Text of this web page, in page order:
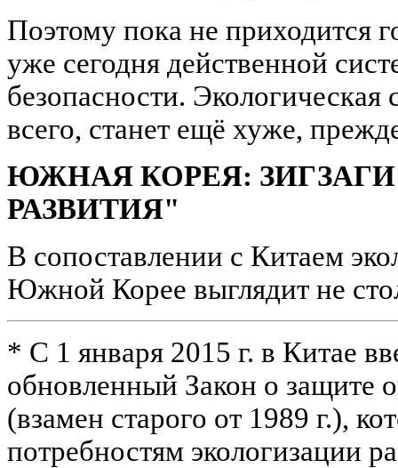
Поэтому пока не приходится
уже сегодня действенной
безопасности. Экологическая
всего, станет ещё хуже,
ЮЖНАЯ КОРЕЯ:
РАЗВИТИЯ"
В сопоставлении с Китаем
Южной Корее выглядит не
* С 1 января 2015 г. в Китае
обновленный Закон о защите
(взамен старого от 1989 г.),
потребностям экологизации